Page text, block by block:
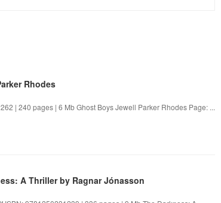
Rhodes
| 240 pages | 6 Mb Ghost Boys Jewell Parker Rhodes Page: ...
A Thriller by Ragnar Jónasson